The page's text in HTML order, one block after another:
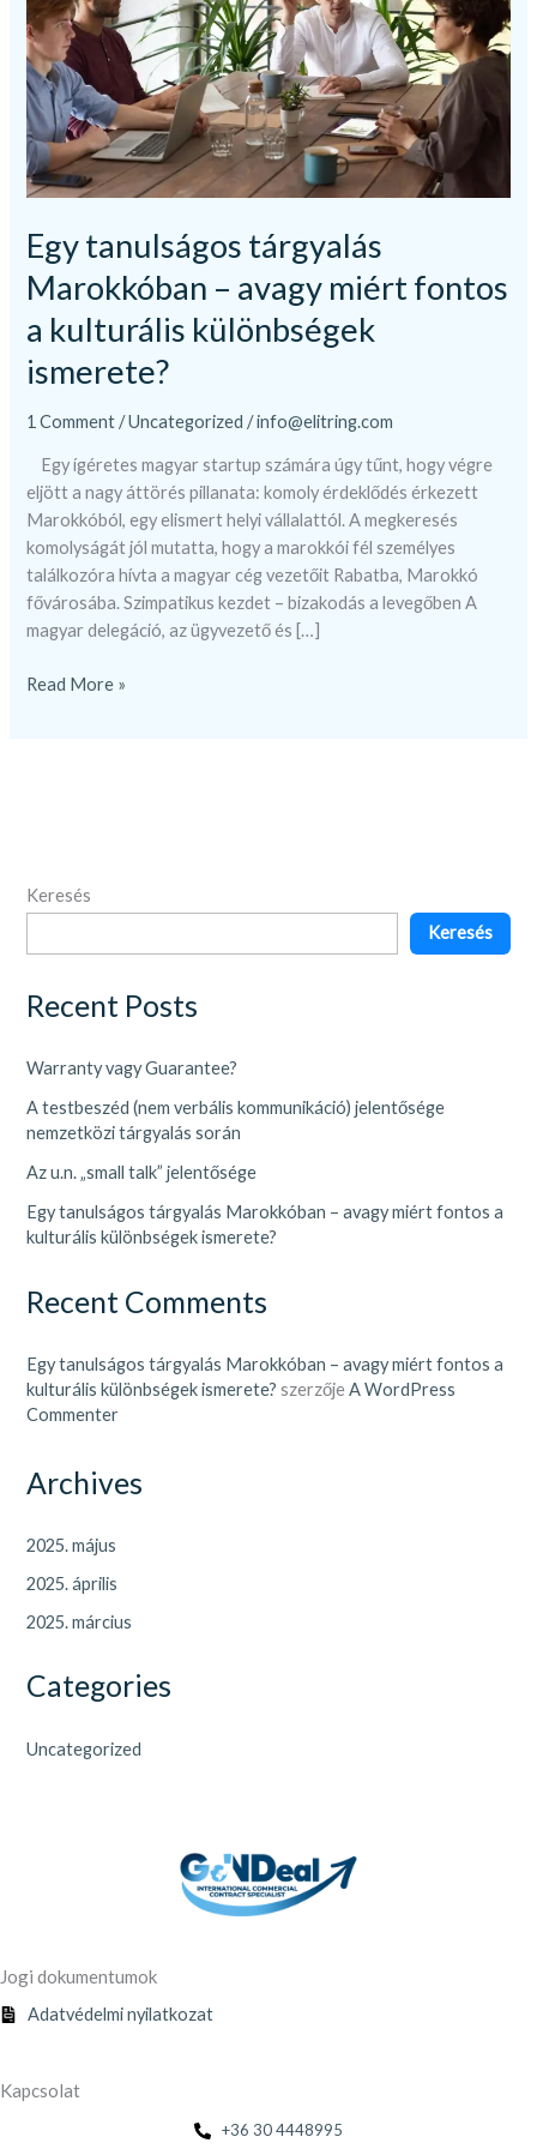
Egy tanulságos tárgyalás
Marokkóban – avagy miért fontos
a kulturális különbségek
ismerete?
1 Comment /Uncategorized /info@elitring.com
Egy ígéretes magyar startup számára úgy tűnt, hogy végre
eljött a nagy áttörés pillanata: komoly érdeklődés érkezett
Marokkóból, egy elismert helyi vállalattól. A megkeresés
komolyságát jól mutatta, hogy a marokkói fél személyes
találkozóra hívta a magyar cég vezetőit Rabatba, Marokkó
fővárosába. Szimpatikus kezdet – bizakodás a levegőben A
magyar delegáció, az ügyvezető és […]
avagy
miért
fontos
a
kulturális
különbségek
ismerete?
Read More »
Keresés
Keresés
Recent Posts
Warranty vagy Guarantee?
A testbeszéd (nem verbális kommunikáció) jelentősége
nemzetközi tárgyalás során
Az u.n. „small talk” jelentősége
Egy tanulságos tárgyalás Marokkóban – avagy miért fontos a
kulturális különbségek ismerete?
Recent Comments
Egy tanulságos tárgyalás Marokkóban – avagy miért fontos a
kulturális különbségek ismerete? szerzőjeA WordPress
Commenter
Archives
2025. május
2025. április
2025. március
Categories
Uncategorized
Jogi dokumentumok
Adatvédelmi nyilatkozat
Kapcsolat
+36 30 4448995